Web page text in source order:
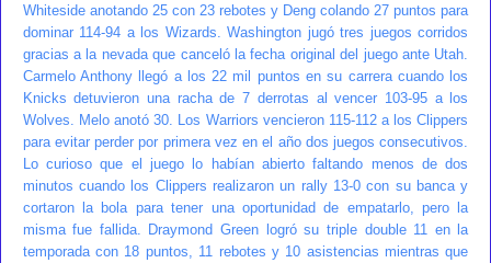
Whiteside anotando 25 con 23 rebotes y Deng colando 27 puntos para
dominar 114-94 a los Wizards. Washington jugó tres juegos corridos
gracias a la nevada que canceló la fecha original del juego ante Utah.
Carmelo Anthony llegó a los 22 mil puntos en su carrera cuando los
Knicks detuvieron una racha de 7 derrotas al vencer 103-95 a los
Wolves. Melo anotó 30. Los Warriors vencieron 115-112 a los Clippers
para evitar perder por primera vez en el año dos juegos consecutivos.
Lo curioso que el juego lo habían abierto faltando menos de dos
minutos cuando los Clippers realizaron un rally 13-0 con su banca y
cortaron la bola para tener una oportunidad de empatarlo, pero la
misma fue fallida. Draymond Green logró su triple double 11 en la
temporada con 18 puntos, 11 rebotes y 10 asistencias mientras que